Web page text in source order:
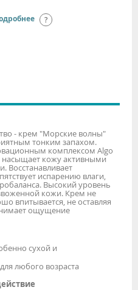
- крем "Морские волны"
тонким запахом.
комплексом Algo
кожу активными
Восстанавливает
испарению влаги,
Высокий уровень
кожи. Крем не
впитывается, не оставляя
ощущение
сухой и
любого возраста